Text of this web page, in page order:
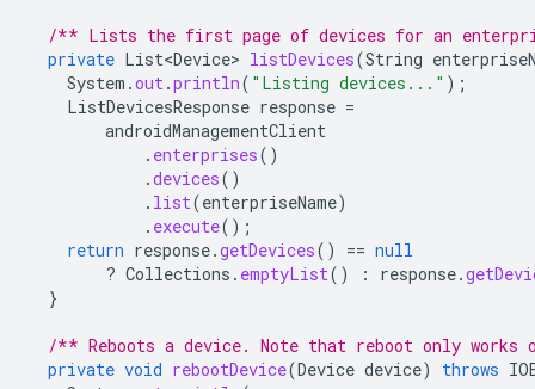
/** Lists the first page of devices for an
private List<Device> listDevices(String
System .out.println( "Listing devices..." );
ListDevicesResponse response =
androidManagementClient
. enterprises()
.devices()
. list(enterpriseName)
. execute();
return response.getDevices() == null
? Collections . emptyList() : response.
}
/** Reboots a device. Note that reboot only works
private void rebootDevice(Device device) throws